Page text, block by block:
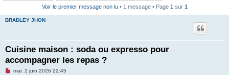
Voir le premier message non lu• 1 message • Page 1 sur 1
BRADLEY JHON
Cuisine maison : soda ou expresso pour
accompagner les repas ?
Mmar. 2 juin 2026 22:45